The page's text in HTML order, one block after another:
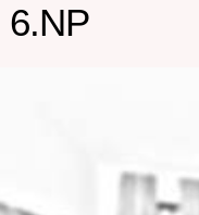
6.NP